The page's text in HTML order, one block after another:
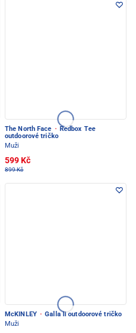
The North Face · Redbox Tee
outdoorové tričko
Muži
599 Kč
899 Kč
McKINLEY · Galla II outdoorové tričko
Muži